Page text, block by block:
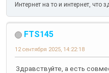
Интернет на то и интернет,
FTS145
12 сентября 2025, 14:22:18
Здравствуйте, а есть